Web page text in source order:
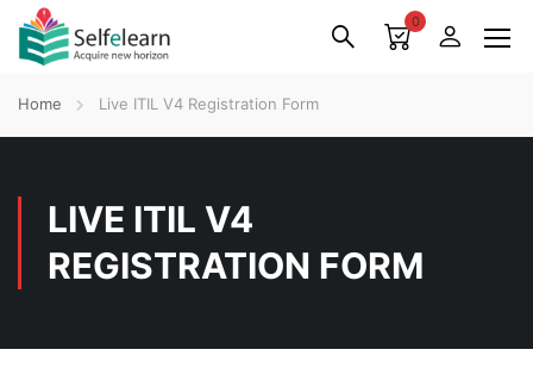
0
Home Live ITIL V4 Registration Form
LIVE ITIL V4
REGISTRATION FORM